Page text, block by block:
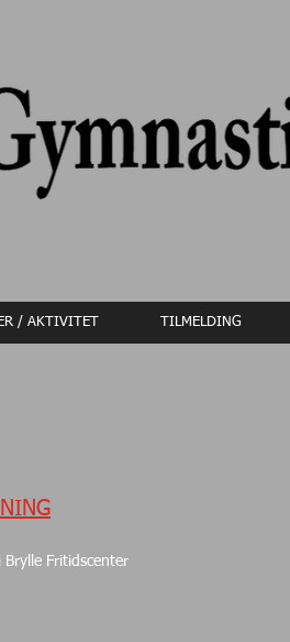
/ AKTIVITET TILMELDING
Fritidscenter